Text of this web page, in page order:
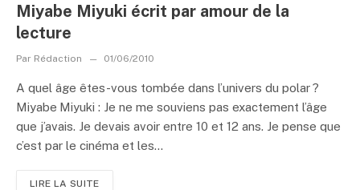
Miyabe Miyuki écrit par amour de la
lecture
Par Rédaction 01/06/2010
A quel âge êtes-vous tombée dans l’univers du polar ?
Miyabe Miyuki : Je ne me souviens pas exactement l’âge
que j’avais. Je devais avoir entre 10 et 12 ans. Je pense que
c’est par le cinéma et les...
LIRE LA SUITE